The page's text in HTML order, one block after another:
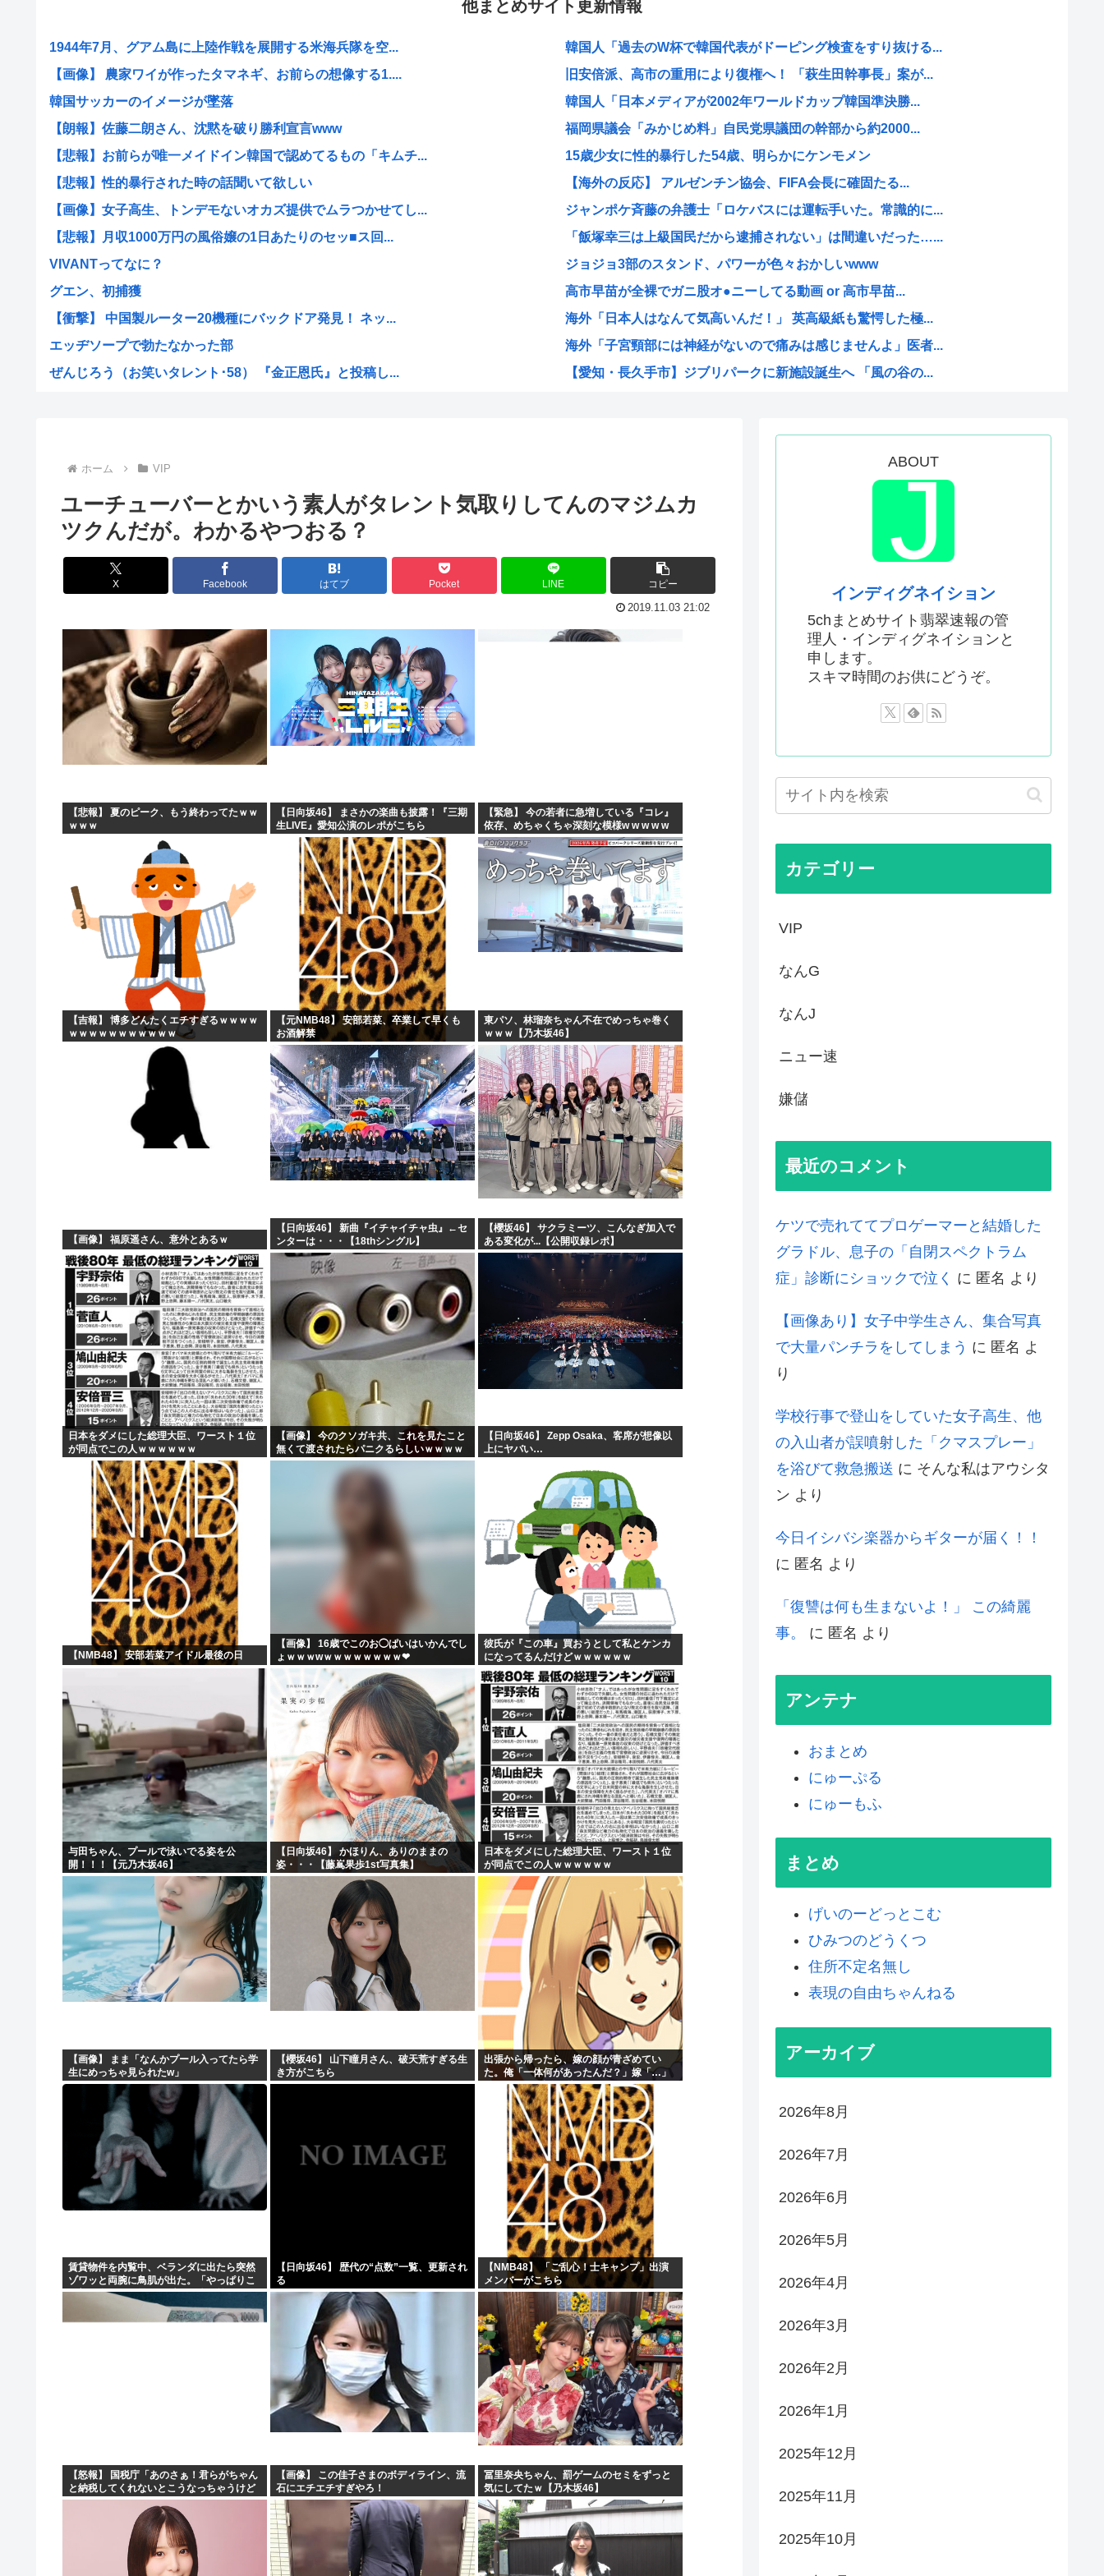
他まとめサイト更新情報
1944年7月、グアム島に上陸作戦を展開する米海兵隊を空...
【画像】 農家ワイが作ったタマネギ、お前らの想像する1....
韓国サッカーのイメージが墜落
【朗報】佐藤二朗さん、沈黙を破り勝利宣言www
【悲報】お前らが唯一メイドイン韓国で認めてるもの「キムチ...
【悲報】性的暴行された時の話聞いて欲しい
【画像】女子高生、トンデモないオカズ提供でムラつかせてし...
【悲報】月収1000万円の風俗嬢の1日あたりのセッ■ス回...
VIVANTってなに？
グエン、初捕獲
【衝撃】 中国製ルーター20機種にバックドア発見！ ネッ...
エッヂソープで勃たなかった部
ぜんじろう（お笑いタレント･58） 『金正恩氏』と投稿し...
【衝撃】佐藤二朗(57)、久しぶりにXを更新！その内容が...
人気アニメ「メイドインアビス」の主題歌にVTuberさん...
【速報】140kg俺、はま寿司で食いまくるwww（※画像...
【悲報】キヨ、逮捕www
【悲報】日本人なら誰もが知ってるのに、まだ一度も大河で取...
【画像】女子高生、市民プールでエグい乳を放り出してしまう...
【画像】SHELLYの産後おっぱい、たわわ、たわわwww
女子高生被害のクマスプレー誤射事件。引率教員が腰に下げて...
【スペインが不法移民50万人を合法化】「富の象徴」に掲示...
【悲報】バイクが趣味の女だけど、なぜ「こう」なるのかわか...
熊本避難所の皆様「パンばっかり。飽き飽きしてる」
韓国人「過去のW杯で韓国代表がドーピング検査をすり抜ける...
旧安倍派、高市の重用により復権へ！ 「萩生田幹事長」案が...
韓国人「日本メディアが2002年ワールドカップ韓国準決勝...
福岡県議会「みかじめ料」自民党県議団の幹部から約2000...
15歳少女に性的暴行した54歳、明らかにケンモメン
【海外の反応】 アルゼンチン協会、FIFA会長に確固たる...
ジャンポケ斉藤の弁護士「ロケバスには運転手いた。常識的に...
「飯塚幸三は上級国民だから逮捕されない」は間違いだった…...
ジョジョ3部のスタンド、パワーが色々おかしいwww
高市早苗が全裸でガニ股オ●ニーしてる動画 or 高市早苗...
海外「日本人はなんて気高いんだ！」 英高級紙も驚愕した極...
海外「子宮頸部には神経がないので痛みは感じませんよ」医者...
【愛知・長久手市】ジブリパークに新施設誕生へ 「風の谷の...
【画像】今期の覇権アニメが『天幕シャドウガール』に決まっ...
トランプの支持率低迷中の共和党、中間選挙では「民主党はも...
声優目指して上京したワイ、もう実家に帰ることを決意
【衝撃】 韓国人「エボシ御前の声の人、若い頃がこれかよ」
高市早苗、被爆体験者と面会するも発言を禁止し握手のみ許可...
大谷翔平が今永昇太を睨みつける様子に全米騒然！←「最高の...
6月の消費支出-3.3%で7か月連続マイナス 総務省「貯...
韓国人「熊本地震で見る日本の土木技術の完全勝利をご覧くだ...
海外「素晴らしい！」日本が買収したUSスチール驚異の大復...
海外「まるでタイムスリップしたみたいだ…！」日本の江戸時...
【衝撃】 韓国人「エボシ御前の声の人、若い頃がこれかよ」
首相官邸「高市総理の映像を悪用した偽サイトに注意してくだ...
ヤニネコに一つだけ文句言わせてくれ
声優、なんかAIに勝ちそう。「声も「人格の象徴」明記、法...
ホーム VIP
ユーチューバーとかいう素人がタレント気取りしてんのマジムカ
ツクんだが。わかるやつおる？
X Facebook はてブ Pocket LINE コピー
2019.11.03 21:02
【悲報】 夏のピーク、もう終わってたｗｗ
ｗｗｗ
【日向坂46】 まさかの楽曲も披露！『三期
生LIVE』愛知公演のレポがこちら
【緊急】 今の若者に急増している『コレ』
依存、めちゃくちゃ深刻な模様w w w w w
w w w w w
【吉報】 博多どんたくエチすぎるｗｗｗｗ
ｗｗｗｗｗｗｗｗｗｗｗ
【元NMB48】 安部若菜、卒業して早くも
お酒解禁
東パソ、林瑠奈ちゃん不在でめっちゃ巻く
ｗｗｗ【乃木坂46】
【画像】 福原遥さん、意外とあるｗ
【日向坂46】 新曲『イチャイチャ虫』←セ
ンターは・・・【18thシングル】
【櫻坂46】 サクラミーツ、こんなぎ加入で
ある変化が...【公開収録レポ】
日本をダメにした総理大臣、ワースト１位
が同点でこの人ｗｗｗｗｗｗ
【画像】 今のクソガキ共、これを見たこと
無くて渡されたらパニクるらしいｗｗｗｗ
ｗｗｗｗｗｗｗｗｗ
【日向坂46】 Zepp Osaka、客席が想像以
上にヤバい…
【NMB48】 安部若菜アイドル最後の日
【画像】 16歳でこのお◯ぱいはいかんでし
ょｗｗｗwｗｗｗｗｗｗｗｗ❤
彼氏が『この車』買おうとして私とケンカ
になってるんだけどｗｗｗｗｗｗ
与田ちゃん、プールで泳いでる姿を公
開！！！【元乃木坂46】
【日向坂46】 かほりん、ありのままの
姿・・・【藤嶌果歩1st写真集】
日本をダメにした総理大臣、ワースト１位
が同点でこの人ｗｗｗｗｗｗ
【画像】 まま「なんかプール入ってたら学
生にめっちゃ見られたw」
【櫻坂46】 山下瞳月さん、破天荒すぎる生
き方がこちら
出張から帰ったら、嫁の顔が青ざめてい
た。俺「一体何があったんだ？」嫁「…」
→子供たちに話を聞くと…
賃貸物件を内覧中、ベランダに出たら突然
ゾワッと両腕に鳥肌が出た。「やっぱりこ
の部屋嫌だ」と思った瞬間、体が前にドン
ッと突き飛ばされて…
【日向坂46】 歴代の“点数”一覧、更新され
る
【NMB48】 「ご乱心！士キャンプ」出演
メンバーがこちら
【怒報】 国税庁「あのさぁ！君らがちゃん
と納税してくれないとこうなっちゃうけど
どうする？！」←これw w w w w w w w
【画像】 この佳子さまのボディライン、流
石にエチエチすぎやろ！
冨里奈央ちゃん、罰ゲームのセミをずっと
気にしてたｗ【乃木坂46】
ABOUT
インディグネイション
5chまとめサイト翡翠速報の管
理人・インディグネイションと
申します。
スキマ時間のお供にどうぞ。
カテゴリー
VIP
なんG
なんJ
ニュー速
嫌儲
最近のコメント
ケツで売れててプロゲーマーと結婚した
グラドル、息子の「自閉スペクトラム
症」診断にショックで泣く に 匿名 より
【画像あり】女子中学生さん、集合写真
で大量パンチラをしてしまう に 匿名 よ
り
学校行事で登山をしていた女子高生、他
の入山者が誤噴射した「クマスプレー」
を浴びて救急搬送 に そんな私はアウシタ
ン より
今日イシバシ楽器からギターが届く！！
に 匿名 より
「復讐は何も生まないよ！」 この綺麗
事。
に 匿名 より
アンテナ
おまとめ
にゅーぷる
にゅーもふ
まとめ
げいのーどっとこむ
ひみつのどうくつ
住所不定名無し
表現の自由ちゃんねる
アーカイブ
2026年8月
2026年7月
2026年6月
2026年5月
2026年4月
2026年3月
2026年2月
2026年1月
2025年12月
2025年11月
2025年10月